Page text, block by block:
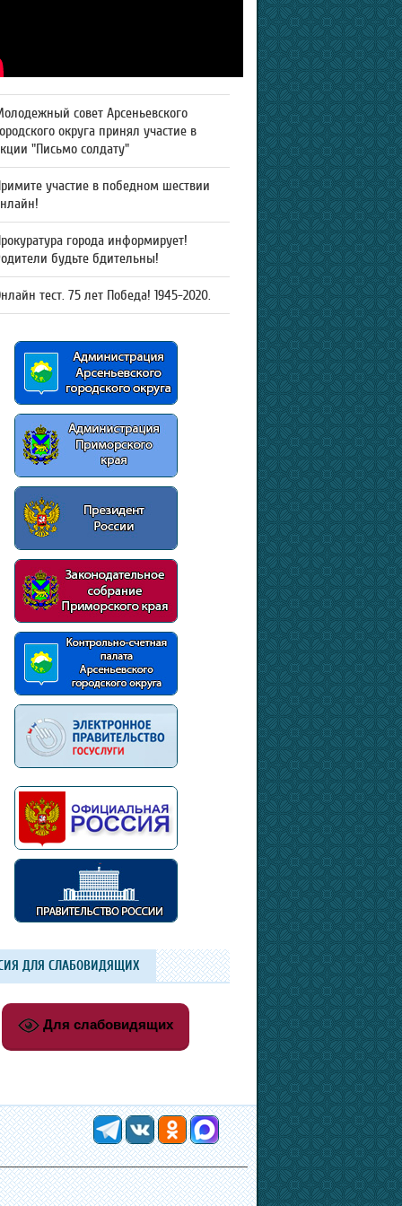
совет Арсеньевского
округа принял участие в
"Письмо солдату"
участие в победном шествии
города информирует!
будьте бдительны!
тест. 75 лет Победа! 1945-2020.
ДЛЯ СЛАБОВИДЯЩИХ
Для слабовидящих